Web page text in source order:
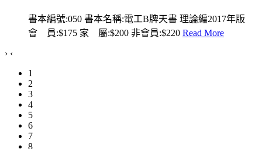
書本編號:050 書本名稱:電工B牌天書 理論編2017年版
會 員:$175 家 屬:$200 非會員:$220 Read More
› ‹
1
2
3
4
5
6
7
8